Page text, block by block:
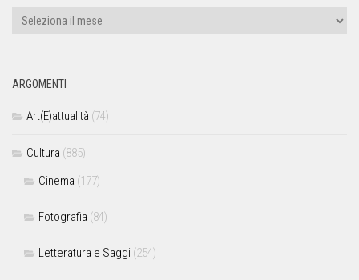
ARGOMENTI
Art(E)attualità (74)
Cultura (885)
Cinema (177)
Fotografia (84)
Letteratura e Saggi (254)